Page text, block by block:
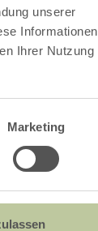
unserer
Informationen
Ihrer Nutzung
Marketing